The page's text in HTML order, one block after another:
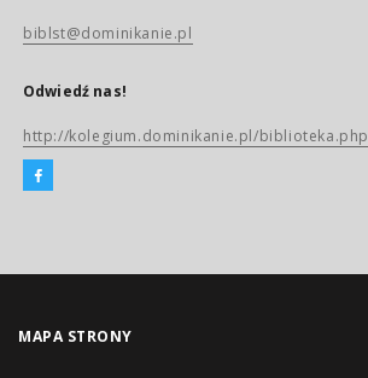
biblst@dominikanie.pl
Odwiedź nas!
http://kolegium.dominikanie.pl/biblioteka.php
MAPA STRONY